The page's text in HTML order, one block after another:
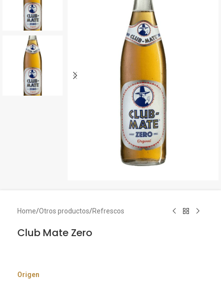
Home/Otros productos/Refrescos
Club Mate Zero
Origen